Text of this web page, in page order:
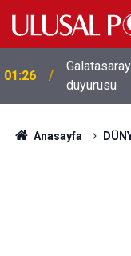
01:26
duyurusu
Anasayfa